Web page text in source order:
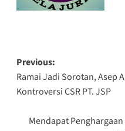
Previous:
Ramai Jadi Sorotan, Asep
Kontroversi CSR PT. JSP
Mendapat